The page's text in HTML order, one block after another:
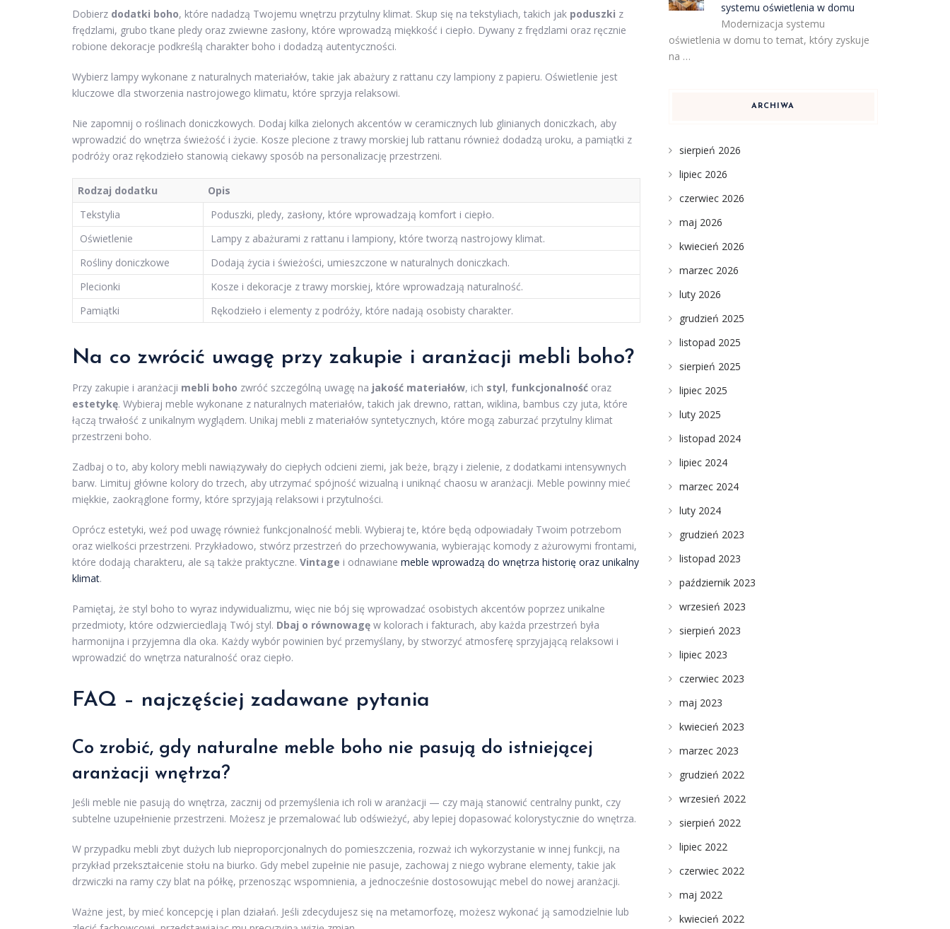
Dobierz dodatki boho, które nadadzą Twojemu wnętrzu przytulny klimat. Skup się na tekstyliach, takich jak poduszki z
frędzlami, grubo tkane pledy oraz zwiewne zasłony, które wprowadzą miękkość i ciepło. Dywany z frędzlami oraz ręcznie
robione dekoracje podkreślą charakter boho i dodadzą autentyczności.
Wybierz lampy wykonane z naturalnych materiałów, takie jak abażury z rattanu czy lampiony z papieru. Oświetlenie jest
kluczowe dla stworzenia nastrojowego klimatu, które sprzyja relaksowi.
Nie zapomnij o roślinach doniczkowych. Dodaj kilka zielonych akcentów w ceramicznych lub glinianych doniczkach, aby
wprowadzić do wnętrza świeżość i życie. Kosze plecione z trawy morskiej lub rattanu również dodadzą uroku, a pamiątki z
podróży oraz rękodzieło stanowią ciekawy sposób na personalizację przestrzeni.
Rodzaj dodatku
Opis
Tekstylia
Poduszki, pledy, zasłony, które wprowadzają komfort i ciepło.
Oświetlenie
Lampy z abażurami z rattanu i lampiony, które tworzą nastrojowy klimat.
Rośliny doniczkowe
Dodają życia i świeżości, umieszczone w naturalnych doniczkach.
Plecionki
Kosze i dekoracje z trawy morskiej, które wprowadzają naturalność.
Pamiątki
Rękodzieło i elementy z podróży, które nadają osobisty charakter.
Na co zwrócić uwagę przy zakupie i aranżacji mebli boho?
Przy zakupie i aranżacji mebli boho zwróć szczególną uwagę na jakość materiałów, ich styl, funkcjonalność oraz
estetykę. Wybieraj meble wykonane z naturalnych materiałów, takich jak drewno, rattan, wiklina, bambus czy juta, które
łączą trwałość z unikalnym wyglądem. Unikaj mebli z materiałów syntetycznych, które mogą zaburzać przytulny klimat
przestrzeni boho.
Zadbaj o to, aby kolory mebli nawiązywały do ciepłych odcieni ziemi, jak beże, brązy i zielenie, z dodatkami intensywnych
barw. Limituj główne kolory do trzech, aby utrzymać spójność wizualną i uniknąć chaosu w aranżacji. Meble powinny mieć
miękkie, zaokrąglone formy, które sprzyjają relaksowi i przytulności.
Oprócz estetyki, weź pod uwagę również funkcjonalność mebli. Wybieraj te, które będą odpowiadały Twoim potrzebom
oraz wielkości przestrzeni. Przykładowo, stwórz przestrzeń do przechowywania, wybierając komody z ażurowymi frontami,
które dodają charakteru, ale są także praktyczne. Vintage i odnawiane meble wprowadzą do wnętrza historię oraz unikalny
klimat.
Pamiętaj, że styl boho to wyraz indywidualizmu, więc nie bój się wprowadzać osobistych akcentów poprzez unikalne
przedmioty, które odzwierciedlają Twój styl. Dbaj o równowagę w kolorach i fakturach, aby każda przestrzeń była
harmonijna i przyjemna dla oka. Każdy wybór powinien być przemyślany, by stworzyć atmosferę sprzyjającą relaksowi i
wprowadzić do wnętrza naturalność oraz ciepło.
FAQ – najczęściej zadawane pytania
Co zrobić, gdy naturalne meble boho nie pasują do istniejącej
aranżacji wnętrza?
Jeśli meble nie pasują do wnętrza, zacznij od przemyślenia ich roli w aranżacji — czy mają stanowić centralny punkt, czy
subtelne uzupełnienie przestrzeni. Możesz je przemalować lub odświeżyć, aby lepiej dopasować kolorystycznie do wnętrza.
W przypadku mebli zbyt dużych lub nieproporcjonalnych do pomieszczenia, rozważ ich wykorzystanie w innej funkcji, na
przykład przekształcenie stołu na biurko. Gdy mebel zupełnie nie pasuje, zachowaj z niego wybrane elementy, takie jak
drzwiczki na ramy czy blat na półkę, przenosząc wspomnienia, a jednocześnie dostosowując mebel do nowej aranżacji.
Ważne jest, by mieć koncepcję i plan działań. Jeśli zdecydujesz się na metamorfozę, możesz wykonać ją samodzielnie lub
systemu oświetlenia w domu
Modernizacja systemu
oświetlenia w domu to temat, który zyskuje
na …
ARCHIWA
sierpień 2026
lipiec 2026
czerwiec 2026
maj 2026
kwiecień 2026
marzec 2026
luty 2026
grudzień 2025
listopad 2025
sierpień 2025
lipiec 2025
luty 2025
listopad 2024
lipiec 2024
marzec 2024
luty 2024
grudzień 2023
listopad 2023
październik 2023
wrzesień 2023
sierpień 2023
lipiec 2023
czerwiec 2023
maj 2023
kwiecień 2023
marzec 2023
grudzień 2022
wrzesień 2022
sierpień 2022
lipiec 2022
czerwiec 2022
maj 2022
kwiecień 2022